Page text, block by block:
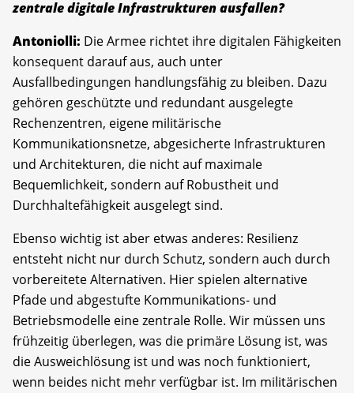
zentrale digitale Infrastrukturen ausfallen?
Antoniolli: Die Armee richtet ihre digitalen Fähigkeiten
konsequent darauf aus, auch unter
Ausfallbedingungen handlungsfähig zu bleiben. Dazu
gehören geschützte und redundant ausgelegte
Rechenzentren, eigene militärische
Kommunikationsnetze, abgesicherte Infrastrukturen
und Architekturen, die nicht auf maximale
Bequemlichkeit, sondern auf Robustheit und
Durchhaltefähigkeit ausgelegt sind.
Ebenso wichtig ist aber etwas anderes: Resilienz
entsteht nicht nur durch Schutz, sondern auch durch
vorbereitete Alternativen. Hier spielen alternative
Pfade und abgestufte Kommunikations- und
Betriebsmodelle eine zentrale Rolle. Wir müssen uns
frühzeitig überlegen, was die primäre Lösung ist, was
die Ausweichlösung ist und was noch funktioniert,
wenn beides nicht mehr verfügbar ist. Im militärischen